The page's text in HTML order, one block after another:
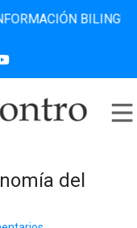
BILINGÜE QUE
del